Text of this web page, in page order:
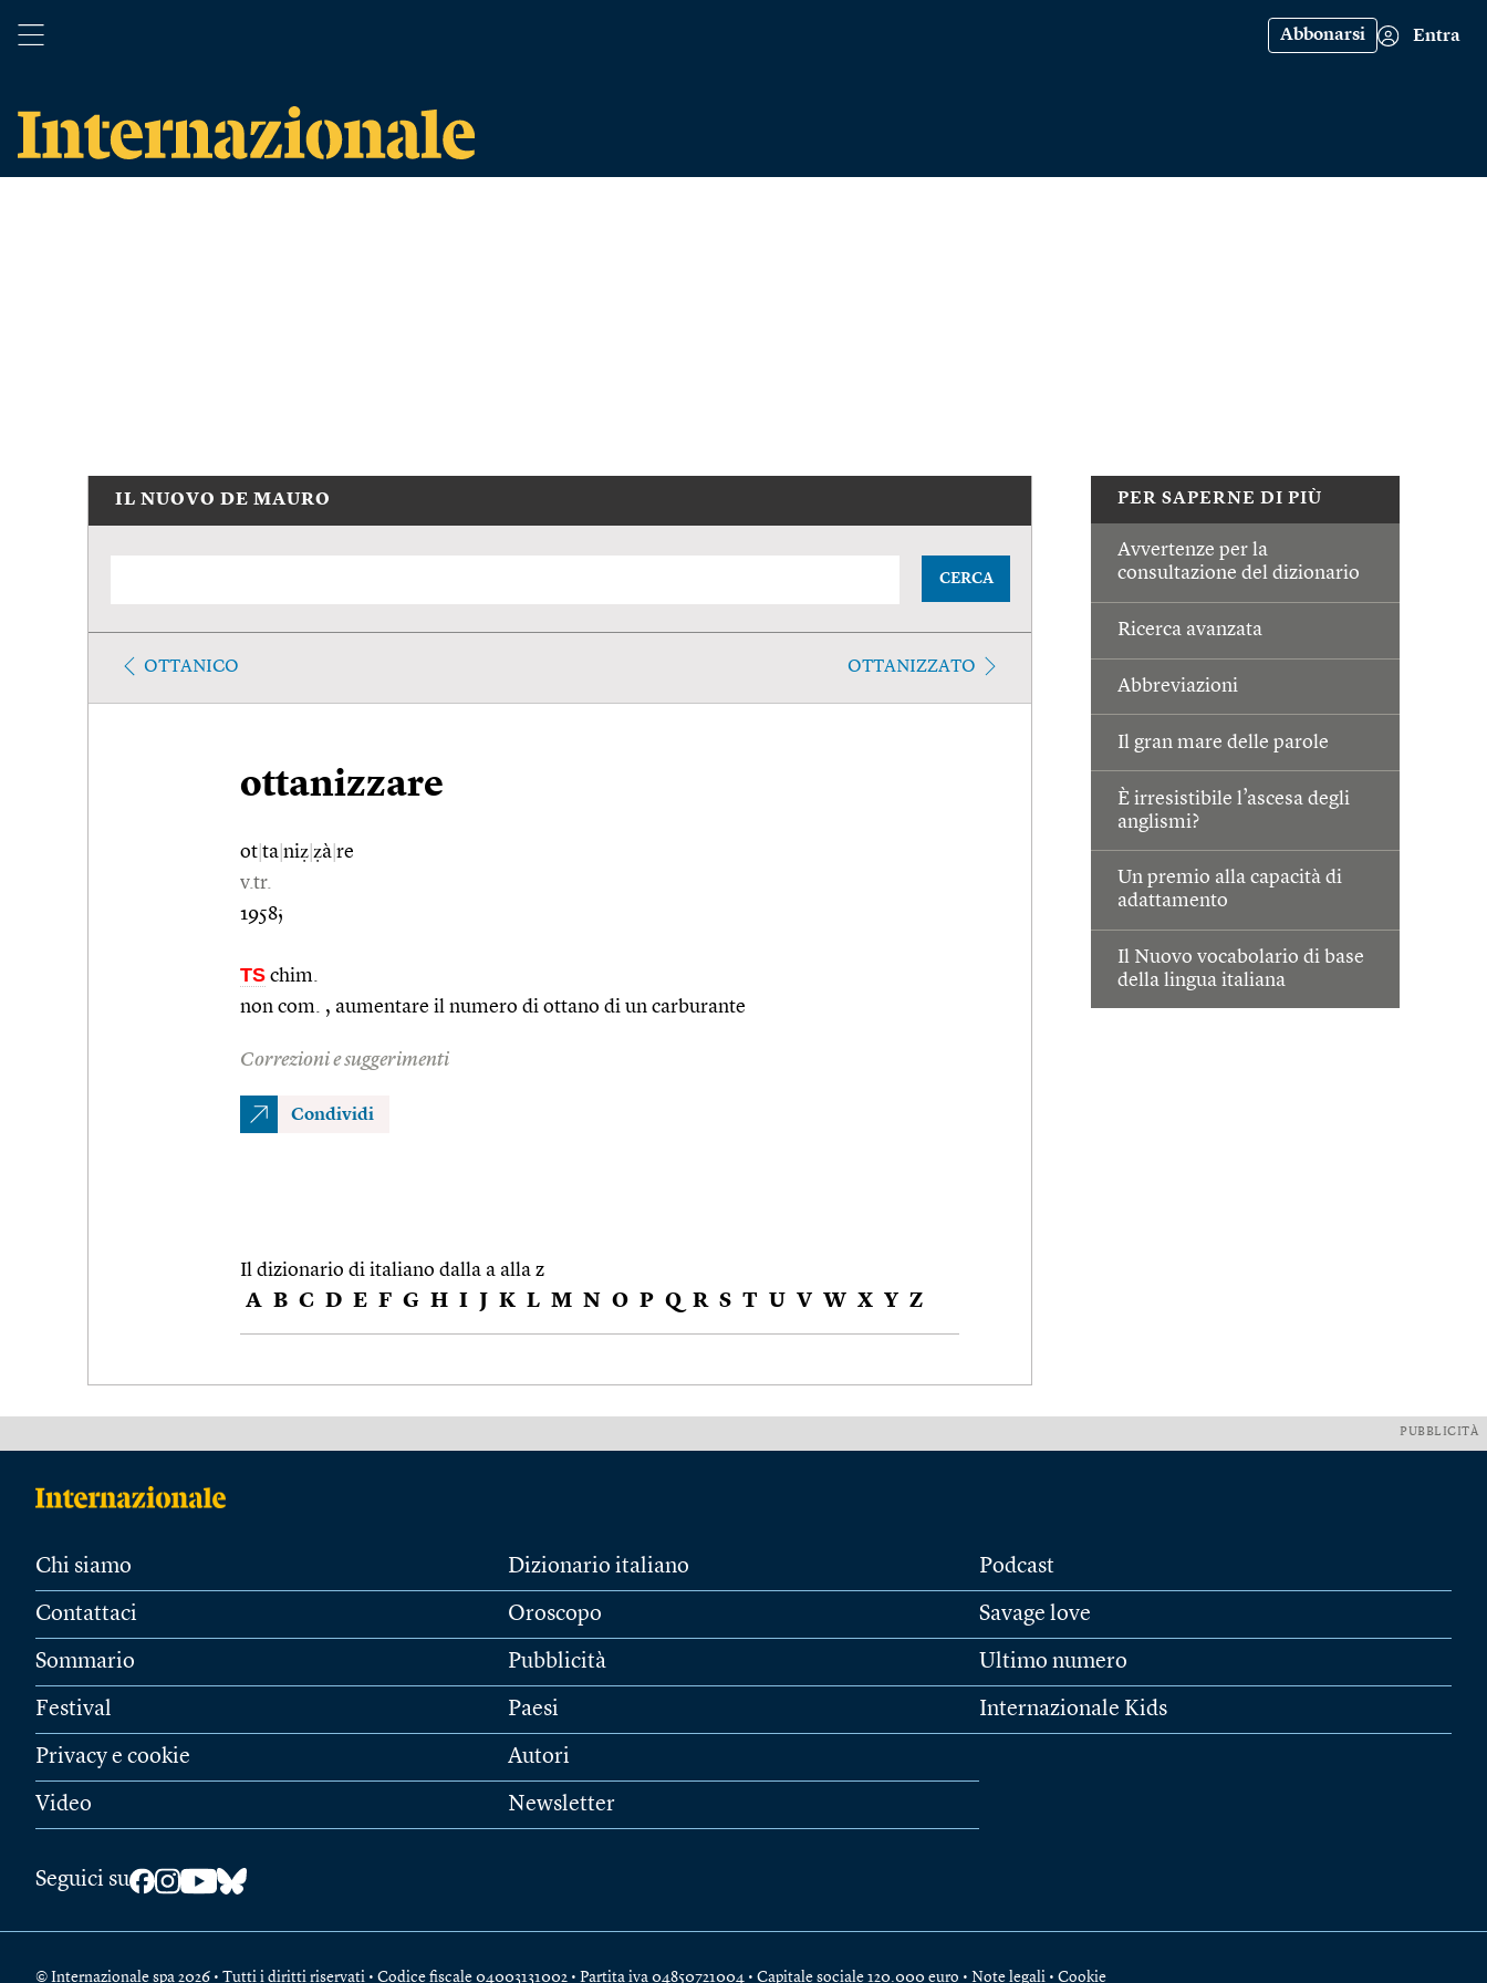
Abbonarsi Entra
PER SAPERNE DI PIÙ
Avvertenze per la
consultazione del dizionario
Ricerca avanzata
Abbreviazioni
Il gran mare delle parole
È irresistibile l’ascesa degli
anglismi?
Un premio alla capacità di
adattamento
Il Nuovo vocabolario di base
della lingua italiana
IL NUOVO DE MAURO
CERCA
OTTANICO OTTANIZZATO
ottanizzare
ot ta niẓ ẓà re
v.tr.
1958;
TS chim.
non com. , aumentare il numero di ottano di un carburante
Correzioni e suggerimenti
Condividi
Il dizionario di italiano dalla a alla z
A B C D E F G H I J K L M N O P Q R S T U V W X Y Z
PUBBLICITÀ
Chi siamo
Contattaci
Sommario
Festival
Privacy e cookie
Video
Dizionario italiano
Oroscopo
Pubblicità
Paesi
Autori
Newsletter
Podcast
Savage love
Ultimo numero
Internazionale Kids
Seguici su
© Internazionale spa 2026 • Tutti i diritti riservati • Codice fiscale 04003131002 • Partita iva 04850721004 • Capitale sociale 120.000 euro • Note legali • Cookie